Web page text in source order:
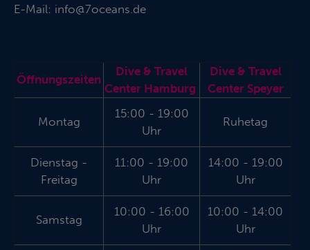
E-Mail: info@7oceans.de
Öffnungszeiten
Dive & Travel
Center Hamburg
Dive & Travel
Center Speyer
Montag
15:00 - 19:00
Uhr
Ruhetag
Dienstag -
Freitag
11:00 - 19:00
Uhr
14:00 - 19:00
Uhr
Samstag
10:00 - 16:00
Uhr
10:00 - 14:00
Uhr